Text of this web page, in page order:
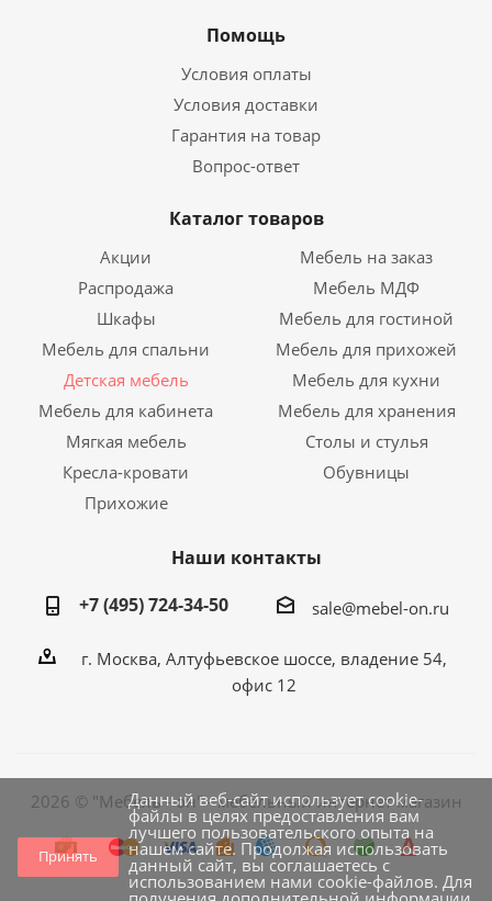
Помощь
Условия оплаты
Условия доставки
Гарантия на товар
Вопрос-ответ
Каталог товаров
Акции
Мебель на заказ
Распродажа
Мебель МДФ
Шкафы
Мебель для гостиной
Мебель для спальни
Мебель для прихожей
Детская мебель
Мебель для кухни
Мебель для кабинета
Мебель для хранения
Мягкая мебель
Столы и стулья
Кресла-кровати
Обувницы
Прихожие
Наши контакты
+7 (495) 724-34-50
sale@mebel-on.ru
г. Москва, Алтуфьевское шоссе, владение 54,
офис 12
2026 © "Мебель - он" - мебельный интернет магазин
Принять
Данный веб-сайт использует cookie-
файлы в целях предоставления вам
лучшего пользовательского опыта на
нашем сайте. Продолжая использовать
данный сайт, вы соглашаетесь с
использованием нами cookie-файлов. Для